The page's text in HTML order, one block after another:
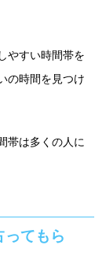
やすい時間帯を
の時間を見つけ
帯は多くの人に
ってもら